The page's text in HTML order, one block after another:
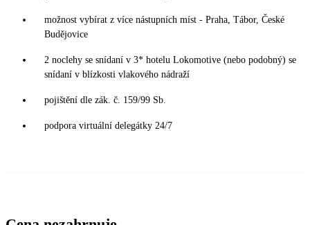
možnost vybírat z více nástupních míst - Praha, Tábor, České
Budějovice
2 noclehy se snídaní v 3* hotelu Lokomotive (nebo podobný) se
snídaní v blízkosti vlakového nádraží
pojištění dle zák. č. 159/99 Sb.
podpora virtuální delegátky 24/7